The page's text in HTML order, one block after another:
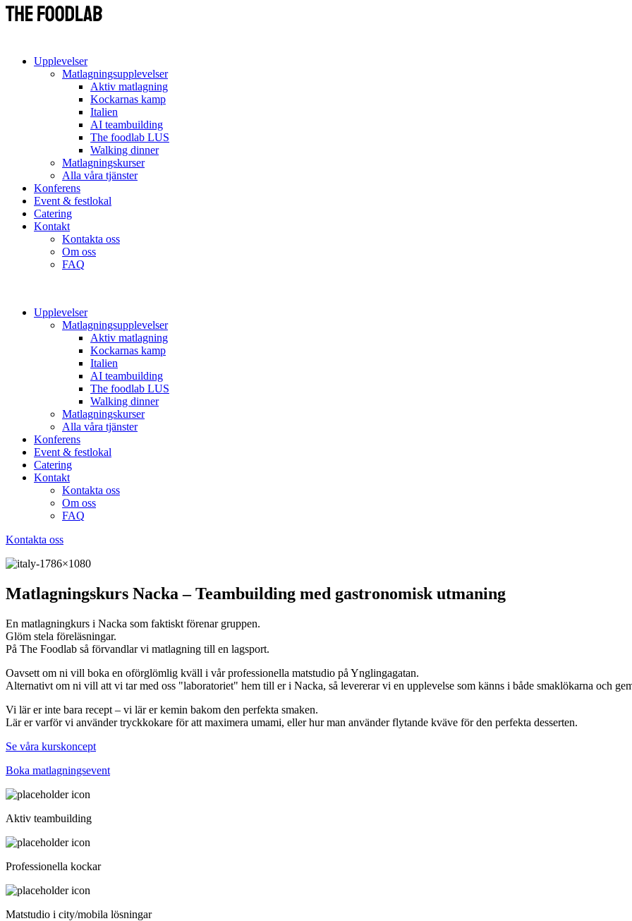
Upplevelser
Matlagningsupplevelser
Aktiv matlagning
Kockarnas kamp
Italien
AI teambuilding
The foodlab LUS
Walking dinner
Matlagningskurser
Alla våra tjänster
Konferens
Event & festlokal
Catering
Kontakt
Kontakta oss
Om oss
FAQ
Upplevelser
Matlagningsupplevelser
Aktiv matlagning
Kockarnas kamp
Italien
AI teambuilding
The foodlab LUS
Walking dinner
Matlagningskurser
Alla våra tjänster
Konferens
Event & festlokal
Catering
Kontakt
Kontakta oss
Om oss
FAQ
Kontakta oss
Matlagningskurs Nacka – Teambuilding med gastronomisk utmaning
En matlagningkurs i Nacka som faktiskt förenar gruppen.
Glöm stela föreläsningar.
På The Foodlab så förvandlar vi matlagning till en lagsport.
Oavsett om ni vill boka en oförglömlig kväll i vår professionella matstudio på Ynglingagatan.
Alternativt om ni vill att vi tar med oss "laboratoriet" hem till er i Nacka, så levererar vi en upplevelse som känns i både smaklökarna och
Vi lär er inte bara recept – vi lär er kemin bakom den perfekta smaken.
Lär er varför vi använder tryckkokare för att maximera umami, eller hur man använder flytande kväve för den perfekta desserten.
Se våra kurskoncept
Boka matlagningsevent
Aktiv teambuilding
Professionella kockar
Matstudio i city/mobila lösningar